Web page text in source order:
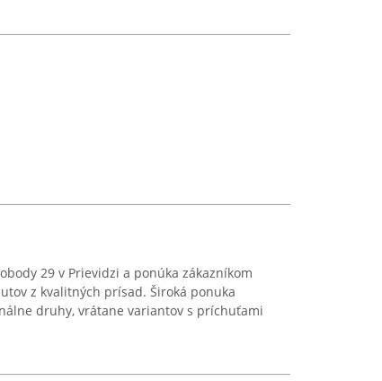
29 v Prievidzi a ponúka zákazníkom
z kvalitných prísad. Široká ponuka
druhy, vrátane variantov s príchuťami